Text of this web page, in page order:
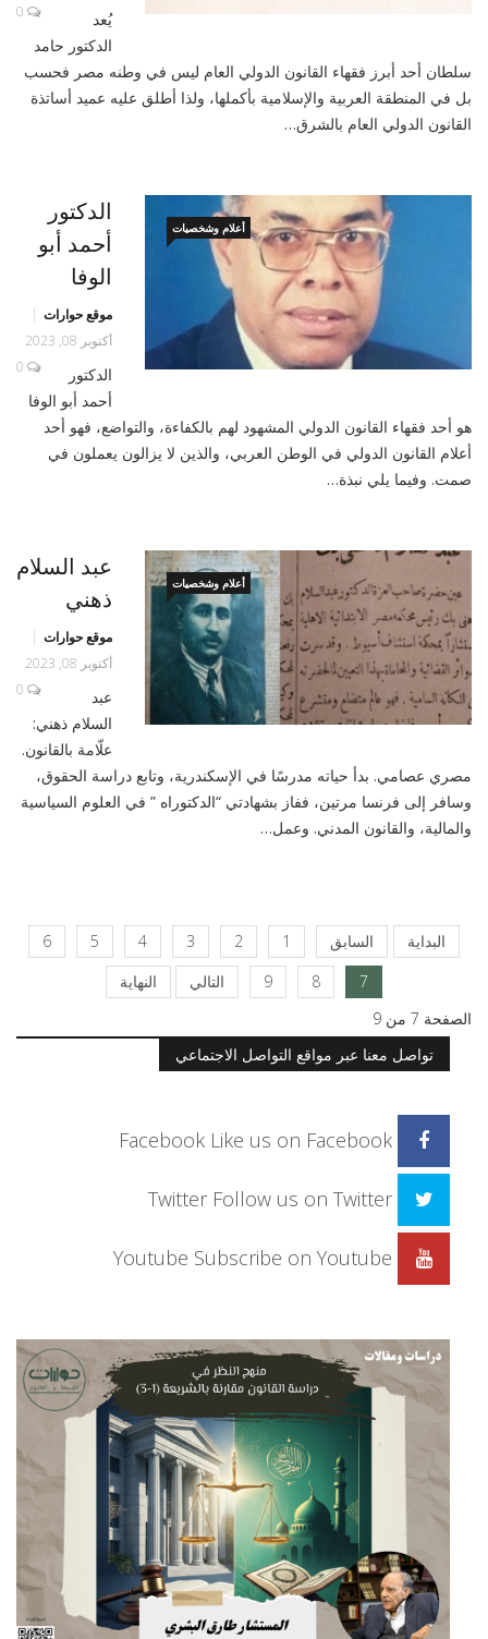
0
يُعد
الدكتور حامد
سلطان أحد أبرز فقهاء القانون الدولي العام ليس في وطنه مصر فحسب
بل في المنطقة العربية والإسلامية بأكملها، ولذا أطلق عليه عميد أساتذة
القانون الدولي العام بالشرق…
أعلام وشخصيات
الدكتور
أحمد أبو
الوفا
موقع حوارات
أكتوبر 08, 2023
0
الدكتور
أحمد أبو الوفا
هو أحد فقهاء القانون الدولي المشهود لهم بالكفاءة، والتواضع، فهو أحد
أعلام القانون الدولي في الوطن العربي، والذين لا يزالون يعملون في
صمت. وفيما يلي نبذة…
أعلام وشخصيات
عبد السلام
ذهني
موقع حوارات
أكتوبر 08, 2023
0
عبد
السلام ذهني:
علّامة بالقانون.
مصري عصامي. بدأ حياته مدرسًا في الإسكندرية، وتابع دراسة الحقوق،
وسافر إلى فرنسا مرتين، ففاز بشهادتي “الدكتوراه ” في العلوم السياسية
والمالية، والقانون المدني. وعمل…
البداية السابق 1
2
3
4
5
6
7
8
9 التالي
النهاية
الصفحة 7 من 9
تواصل معنا عبر مواقع التواصل الاجتماعي
Facebook Like us on Facebook
Twitter Follow us on Twitter
Youtube Subscribe on Youtube